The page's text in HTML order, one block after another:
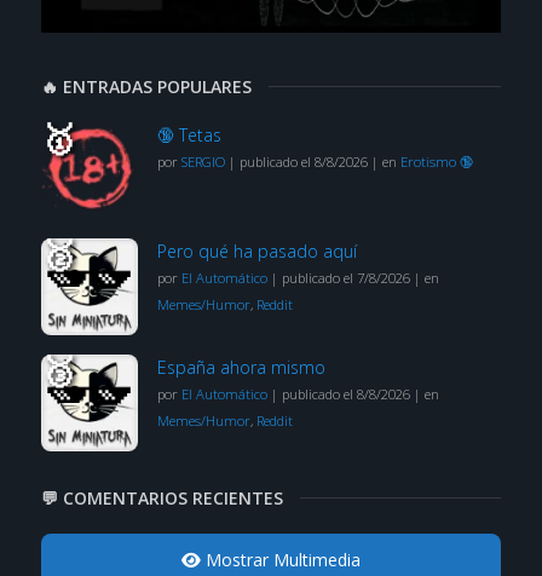
🔥 ENTRADAS POPULARES
🔞 Tetas
por SERGIO| publicado el 8/8/2026| en Erotismo 🔞
Pero qué ha pasado aquí
por El Automático| publicado el 7/8/2026| en
Memes/Humor, Reddit
España ahora mismo
por El Automático| publicado el 8/8/2026| en
Memes/Humor, Reddit
💬 COMENTARIOS RECIENTES
Mostrar Multimedia